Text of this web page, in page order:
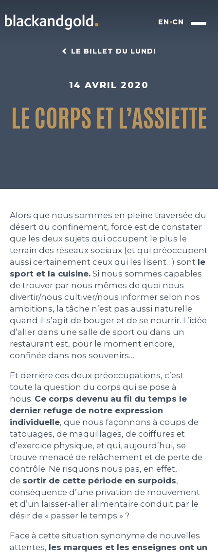
EN CN
INSIGHTFUL BRANDING
BLACKBOX
WORK
PEOPLE
LE BILLET DU LUNDI
CONTACT
Mentions légales
Politique de protection des données
personnelles
LE BILLET DU LUNDI
14 AVRIL 2020
LE CORPS ET L’ASSIETTE
Alors que nous sommes en pleine traversée du
désert du confinement, force est de constater
que les deux sujets qui occupent le plus le
terrain des réseaux sociaux (et qui préoccupent
aussi certainement ceux qui les lisent…) sont le
sport et la cuisine. Si nous sommes capables
de trouver par nous mêmes de quoi nous
divertir/nous cultiver/nous informer selon nos
ambitions, la tâche n’est pas aussi naturelle
quand il s’agit de bouger et de se nourrir. L’idée
d’aller dans une salle de sport ou dans un
restaurant est, pour le moment encore,
confinée dans nos souvenirs…
Et derrière ces deux préoccupations, c’est
toute la question du corps qui se pose à
nous. Ce corps devenu au fil du temps le
dernier refuge de notre expression
individuelle, que nous façonnons à coups de
tatouages, de maquillages, de coiffures et
d’exercice physique, et qui, aujourd’hui, se
trouve menacé de relâchement et de perte de
contrôle. Ne risquons nous pas, en effet,
de sortir de cette période en surpoids,
conséquence d’une privation de mouvement
et d’un laisser-aller alimentaire conduit par le
désir de « passer le temps » ?
Face à cette situation synonyme de nouvelles
attentes, les marques et les enseignes ont un